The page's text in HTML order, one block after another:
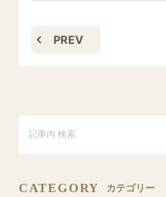
PREV
CATEGORY カテゴリー